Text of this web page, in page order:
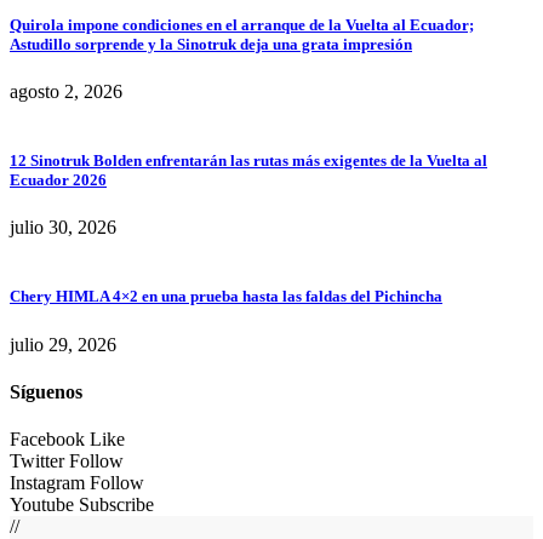
Quirola impone condiciones en el arranque de la Vuelta al Ecuador;
Astudillo sorprende y la Sinotruk deja una grata impresión
agosto 2, 2026
12 Sinotruk Bolden enfrentarán las rutas más exigentes de la Vuelta al
Ecuador 2026
julio 30, 2026
Chery HIMLA 4×2 en una prueba hasta las faldas del Pichincha
julio 29, 2026
Síguenos
Facebook Like
Twitter Follow
Instagram Follow
Youtube Subscribe
//